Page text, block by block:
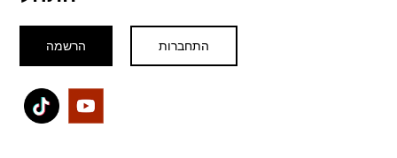
הרשמה התחברות